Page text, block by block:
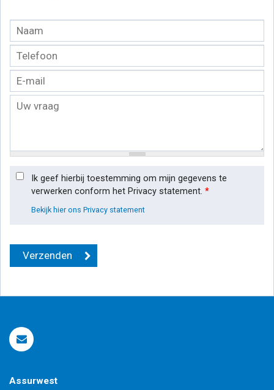
Ik geef hierbij toestemming om mijn gegevens te
verwerken conform het Privacy statement. *
Bekijk hier ons Privacy statement
Assurwest